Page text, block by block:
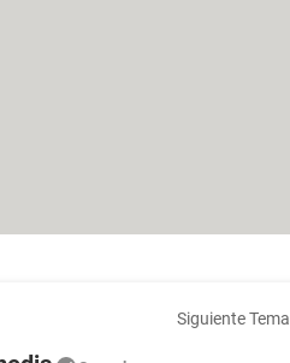
Siguiente Tema